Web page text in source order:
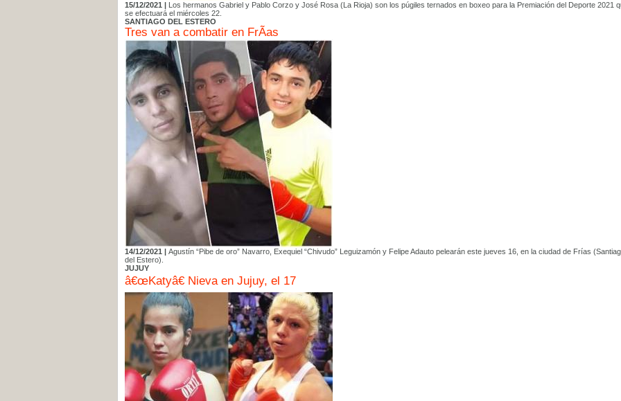
15/12/2021 | Los hermanos Gabriel y Pablo Corzo y José Rosa (La Rioja) son los púgiles ternados en boxeo para la Premiación del Deporte 2021
se efectuará el miércoles 22.
SANTIAGO DEL ESTERO
Tres van a combatir en FrÃ­as
14/12/2021 | Agustín “Pibe de oro” Navarro, Exequiel “Chivudo” Leguizamón y Felipe Adauto pelearán este jueves 16, en la ciudad de Frías
del Estero).
JUJUY
â€œKatyâ€ Nieva en Jujuy, el 17